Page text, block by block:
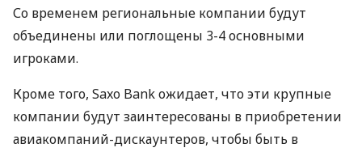
Со временем региональные компании будут
объединены или поглощены 3-4 основными
игроками.
Кроме того, Saxo Bank ожидает, что эти крупные
компании будут заинтересованы в приобретении
авиакомпаний-дискаунтеров, чтобы быть в